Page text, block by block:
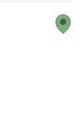
Map